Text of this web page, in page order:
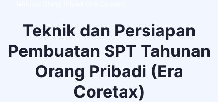
Teknik dan Persiapan
Pembuatan SPT Tahunan
Orang Pribadi (Era
Coretax)